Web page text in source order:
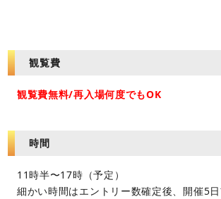
観覧費
観覧費無料/再入場何度でもOK
時間
11時半〜17時（予定）
細かい時間はエントリー数確定後、開催5